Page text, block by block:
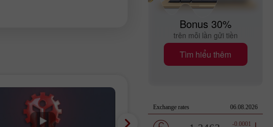
Bonus 30%
trên mỗi lần gửi tiền
Tìm hiểu thêm